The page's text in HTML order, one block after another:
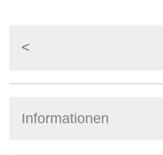
Informationen